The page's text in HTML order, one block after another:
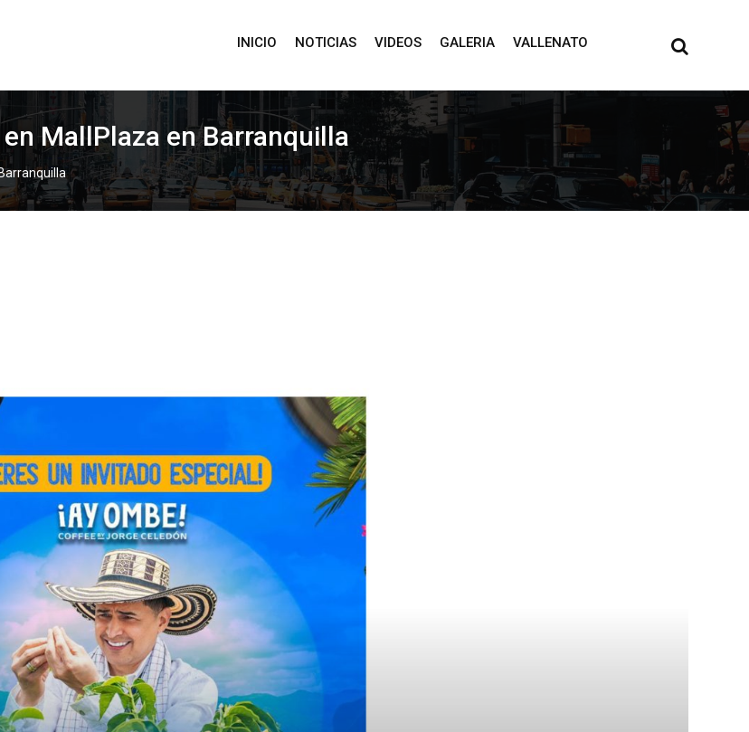
INICIO NOTICIAS VIDEOS GALERIA VALLENATO
MallPlaza en Barranquilla